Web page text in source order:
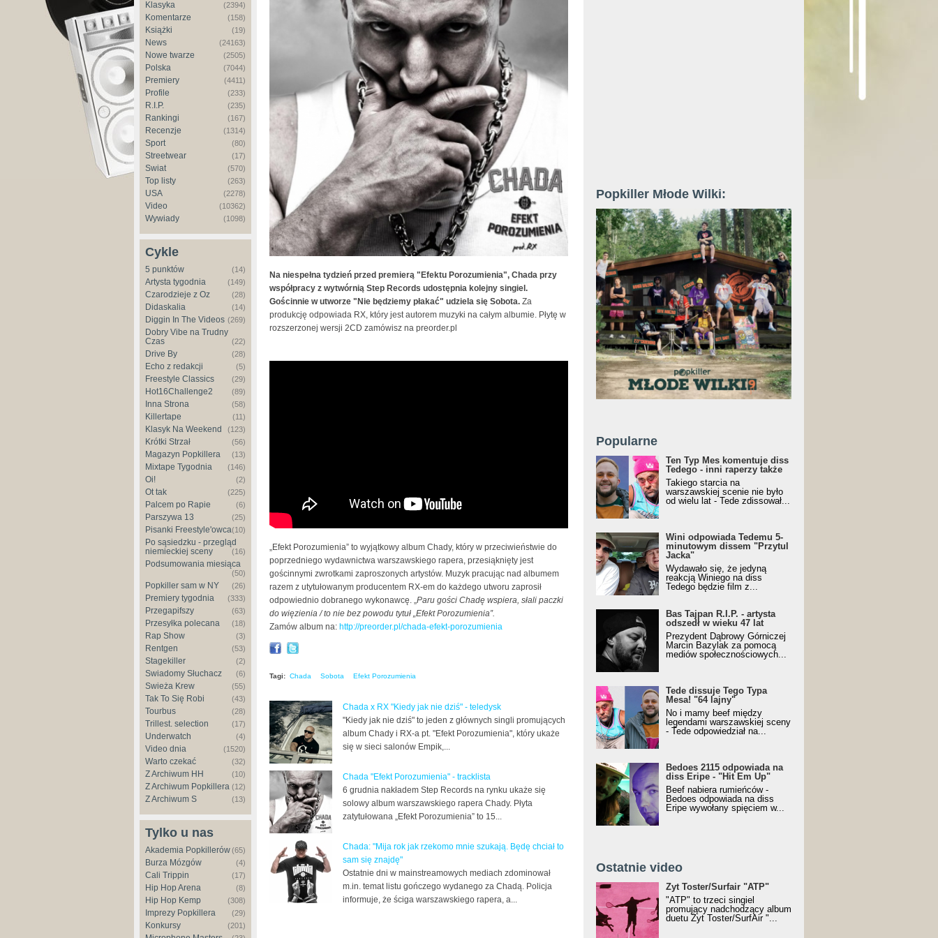
Klasyka (2394)
Komentarze (158)
Książki (19)
News (24163)
Nowe twarze (2505)
Polska (7044)
Premiery (4411)
Profile (233)
R.I.P. (235)
Rankingi (167)
Recenzje (1314)
Sport (80)
Streetwear (17)
Świat (570)
Top listy (263)
USA (2278)
Video (10362)
Wywiady (1098)
Cykle
5 punktów (14)
Artysta tygodnia (149)
Czarodzieje z Oz (28)
Didaskalia (14)
Diggin In The Videos (269)
Dobry Vibe na Trudny
Czas
(22)
Drive By (28)
Echo z redakcji (5)
Freestyle Classics (29)
Hot16Challenge2 (89)
Inna Strona (58)
Killertape (11)
Klasyk Na Weekend (123)
Krótki Strzał (56)
Magazyn Popkillera (13)
Mixtape Tygodnia (146)
Oi! (2)
Ot tak (225)
Palcem po Rapie (6)
Parszywa 13 (25)
Pisanki Freestyle'owca(10)
Po sąsiedzku - przegląd
niemieckiej sceny
(16)
Podsumowania miesiąca
(50)
Popkiller sam w NY (26)
Premiery tygodnia (333)
Przegapifszy (63)
Przesyłka polecana (18)
Rap Show (3)
Rentgen (53)
Stagekiller (2)
Świadomy Słuchacz (6)
Świeża Krew (55)
Tak To Się Robi (43)
Tourbus (28)
Trillest. selection (17)
Underwatch (4)
Video dnia (1520)
Warto czekać (32)
Z Archiwum HH (10)
Z Archiwum Popkillera (12)
Z Archiwum S (13)
Tylko u nas
Akademia Popkillerów(65)
Burza Mózgów (4)
Cali Trippin (17)
Hip Hop Arena (8)
Hip Hop Kemp (308)
Imprezy Popkillera (29)
Konkursy (201)
Na niespełna tydzień przed premierą "Efektu Porozumienia", Chada przy
współpracy z wytwórnią Step Records udostępnia kolejny singiel.
Gościnnie w utworze "Nie będziemy płakać" udziela się Sobota. Za
produkcję odpowiada RX, który jest autorem muzyki na całym albumie. Płytę w
rozszerzonej wersji 2CD zamówisz na preorder.pl
„Efekt Porozumienia” to wyjątkowy album Chady, który w przeciwieństwie do
poprzedniego wydawnictwa warszawskiego rapera, przesiąknięty jest
gościnnymi zwrotkami zaproszonych artystów. Muzyk pracując nad albumem
razem z utytułowanym producentem RX-em do każdego utworu zaprosił
odpowiednio dobranego wykonawcę. „Paru gości Chadę wspiera, słali paczki
do więzienia / to nie bez powodu tytuł „Efekt Porozumienia”.
Zamów album na: http://preorder.pl/chada-efekt-porozumienia
Tagi: Chada Sobota Efekt Porozumienia
Chada x RX "Kiedy jak nie dziś" - teledysk
"Kiedy jak nie dziś" to jeden z głównych singli promujących
album Chady i RX-a pt. "Efekt Porozumienia", który ukaże
się w sieci salonów Empik,...
Chada "Efekt Porozumienia" - tracklista
6 grudnia nakładem Step Records na rynku ukaże się
solowy album warszawskiego rapera Chady. Płyta
zatytułowana „Efekt Porozumienia” to 15...
Chada: "Mija rok jak rzekomo mnie szukają. Będę chciał to
sam się znajdę"
Ostatnie dni w mainstreamowych mediach zdominował
m.in. temat listu gończego wydanego za Chadą. Policja
informuje, że ściga warszawskiego rapera, a...
Popkiller Młode Wilki:
Popularne
Ten Typ Mes komentuje diss
Tedego - inni raperzy także
Takiego starcia na
warszawskiej scenie nie było
od wielu lat - Tede zdissował...
Wini odpowiada Tedemu 5-
minutowym dissem "Przytul
Jacka"
Wydawało się, że jedyną
reakcją Winiego na diss
Tedego będzie film z...
Bas Tajpan R.I.P. - artysta
odszedł w wieku 47 lat
Prezydent Dąbrowy Górniczej
Marcin Bazylak za pomocą
mediów społecznościowych...
Tede dissuje Tego Typa
Mesa! "64 lajny"
No i mamy beef między
legendami warszawskiej sceny
- Tede odpowiedział na...
Bedoes 2115 odpowiada na
diss Eripe - "Hit Em Up"
Beef nabiera rumieńców -
Bedoes odpowiada na diss
Eripe wywołany spięciem w...
Ostatnie video
Żyt Toster/SurfAir - ATP VIDEO
Żyt Toster/Surfair "ATP"
"ATP" to trzeci singiel
promujący nadchodzący album
duetu Żyt Toster/SurfAir "...